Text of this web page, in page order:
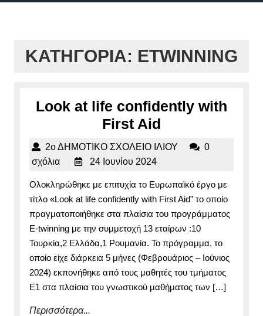
ΚΑΤΗΓΟΡΊΑ: ETWINNING
Look at life confidently with
First Aid
at
with
First
Aid
2ο ΔΗΜΟΤΙΚΟ ΣΧΟΛΕΙΟ ΙΛΙΟΥ
ΙΛΙΟΥ
0
σχόλια
24 Ιουνίου 202424
2024
Ολοκληρώθηκε με επιτυχία το Ευρωπαϊκό έργο με
τίτλο «Look at life confidently with First Aid” το οποίο
πραγματοποιήθηκε στα πλαίσια του προγράμματος
E-twinning με την συμμετοχή 13 εταίρων :10
Τουρκία,2 Ελλάδα,1 Ρουμανία. Το πρόγραμμα, το
οποίο είχε διάρκεια 5 μήνες (Φεβρουάριος – Ιούνιος
2024) εκπονήθηκε από τους μαθητές του τμήματος
Ε1 στα πλαίσια του γνωστικού μαθήματος των […]
Περισσότερα...